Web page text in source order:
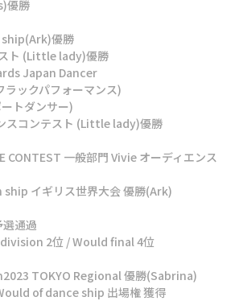
優勝
優勝
ト (Little lady)優勝
Japan Dancer
ラックパフォーマンス)
トダンサー)
スコンテスト (Little lady)優勝
CONTEST 一般部門 Vivie オーディエンス
イギリス世界大会 優勝(Ark)
通過
2位 / Would final 4位
TOKYO Regional 優勝(Sabrina)
of dance ship 出場権 獲得